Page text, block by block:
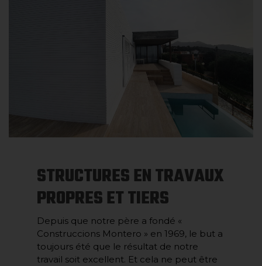
STRUCTURES EN TRAVAUX
PROPRES ET TIERS
Depuis que notre père a fondé «
Construccions Montero » en 1969, le but a
toujours été que le résultat de notre
travail soit excellent. Et cela ne peut être